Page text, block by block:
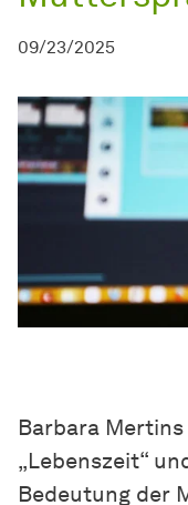
09/23/2025
Barbara
„Lebenszeit“
Bedeutung der